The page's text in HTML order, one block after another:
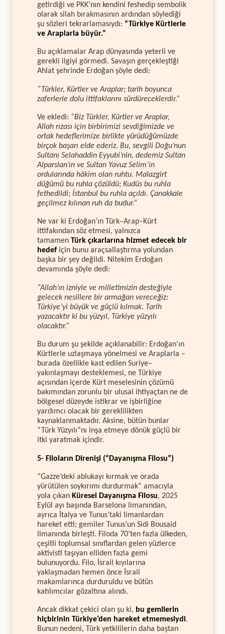
getirdiği ve PKK’nın kendini feshedip sembolik
olarak silah bırakmasının ardından söylediği
şu sözleri tekrarlamasıydı: “Türkiye Kürtlerle
ve Araplarla büyür.”
Bu açıklamalar Arap dünyasında yeterli ve
gerekli ilgiyi görmedi. Savaşın gerçekleştiği
Ahlat şehrinde Erdoğan şöyle dedi:
“Türkler, Kürtler ve Araplar; tarih boyunca
zaferlerle dolu ittifaklarını sürdüreceklerdir.”
Ve ekledi: “Biz Türkler, Kürtler ve Araplar,
Allah rızası için birbirimizi sevdiğimizde ve
ortak hedeflerimize birlikte yürüdüğümüzde
birçok başarı elde ederiz. Bu, sevgili Doğu’nun
Sultanı Selahaddin Eyyubi’nin, dedemiz Sultan
Alparslan’ın ve Sultan Yavuz Selim’in
ordularında hâkim olan ruhtu. Malazgirt
düğümü bu ruhla çözüldü; Kudüs bu ruhla
fethedildi; İstanbul bu ruhla açıldı. Çanakkale
geçilmez kılınan ruh da budur.”
Ne var ki Erdoğan’ın Türk–Arap–Kürt
ittifakından söz etmesi, yalnızca
tamamen Türk çıkarlarına hizmet edecek bir
hedef için bunu araçsallaştırma yolundan
başka bir şey değildi. Nitekim Erdoğan
devamında şöyle dedi:
“Allah’ın izniyle ve milletimizin desteğiyle
gelecek nesillere bir armağan vereceğiz:
Türkiye’yi büyük ve güçlü kılmak. Tarih
yazacaktır ki bu yüzyıl, Türkiye yüzyılı
olacaktır.”
Bu durum şu şekilde açıklanabilir: Erdoğan’ın
Kürtlerle uzlaşmaya yönelmesi ve Araplarla –
burada özellikle kast edilen Suriye–
yakınlaşmayı desteklemesi, ne Türkiye
açısından içerde Kürt meselesinin çözümü
bakımından zorunlu bir ulusal ihtiyaçtan ne de
bölgesel düzeyde istikrar ve işbirliğine
yardımcı olacak bir gereklilikten
kaynaklanmaktadır. Aksine, bütün bunlar
“Türk Yüzyılı”nı inşa etmeye dönük güçlü bir
itki yaratmak içindir.
5- Filoların Direnişi (“Dayanışma Filosu”)
“Gazze’deki ablukayı kırmak ve orada
yürütülen soykırımı durdurmak” amacıyla
yola çıkan Küresel Dayanışma Filosu, 2025
Eylül ayı başında Barselona limanından,
ayrıca İtalya ve Tunus’taki limanlardan
hareket etti; gemiler Tunus’un Sidi Bousaid
limanında birleşti. Filoda 70’ten fazla ülkeden,
çeşitli toplumsal sınıflardan gelen yüzlerce
aktivisti taşıyan elliden fazla gemi
bulunuyordu. Filo, İsrail kıyılarına
yaklaşmadan hemen önce İsrail
makamlarınca durduruldu ve bütün
katılımcılar gözaltına alındı.
Ancak dikkat çekici olan şu ki, bu gemilerin
hiçbirinin Türkiye’den hareket etmemesiydi.
Bunun nedeni, Türk yetkililerin daha baştan